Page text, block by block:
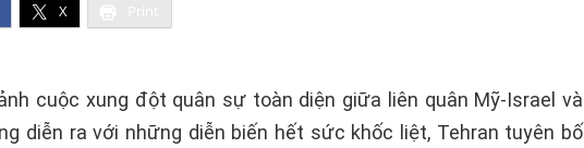
X
cuộc xung đột quân sự toàn diện giữa liên quân Mỹ-Israel và
diễn ra với những diễn biến hết sức khốc liệt, Tehran tuyên bố